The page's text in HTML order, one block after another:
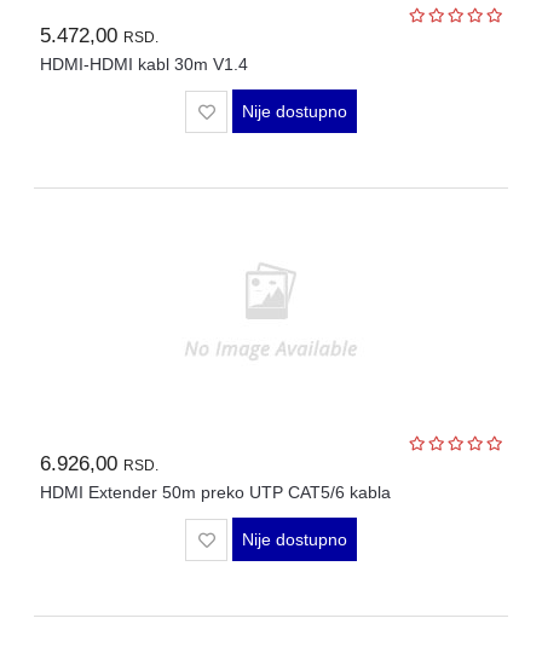
5.472,00 RSD.
HDMI-HDMI kabl 30m V1.4
Nije dostupno
6.926,00 RSD.
HDMI Extender 50m preko UTP CAT5/6 kabla
Nije dostupno